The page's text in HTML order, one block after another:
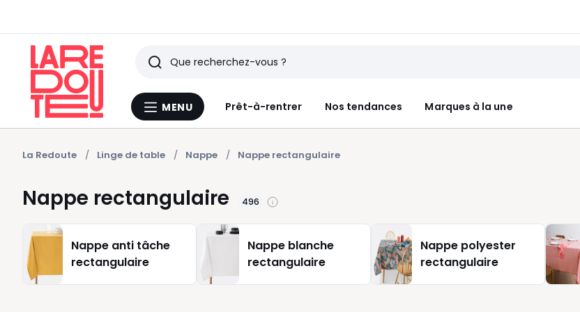
Menu
MENU Prêt-à-rentrer Nos tendances Marques à la une
Rechercher
Derniers
articles
vus
La Redoute Linge de table Nappe Nappe rectangulaire
Nappe rectangulaire 496
Nappe anti tâche
rectangulaire
Nappe blanche
rectangulaire
Nappe polyester
rectangulaire